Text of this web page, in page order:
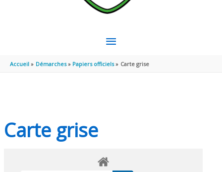
MENU
PRINCIPAL
Accueil Démarches Papiers officiels Carte grise
Carte grise